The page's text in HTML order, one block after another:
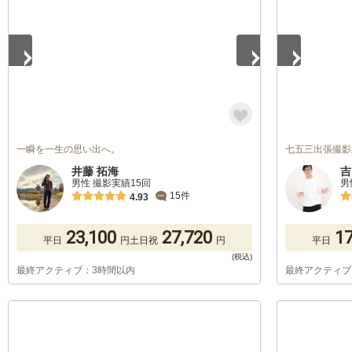
一瞬を一生の思い出へ。
井藤 拓海
男性 撮影実績15回
4.93
15件
平日 23,100 円土日祝 27,720 円
最終アクティブ：3時間以内
七五三出張撮
平日
最終アクティ